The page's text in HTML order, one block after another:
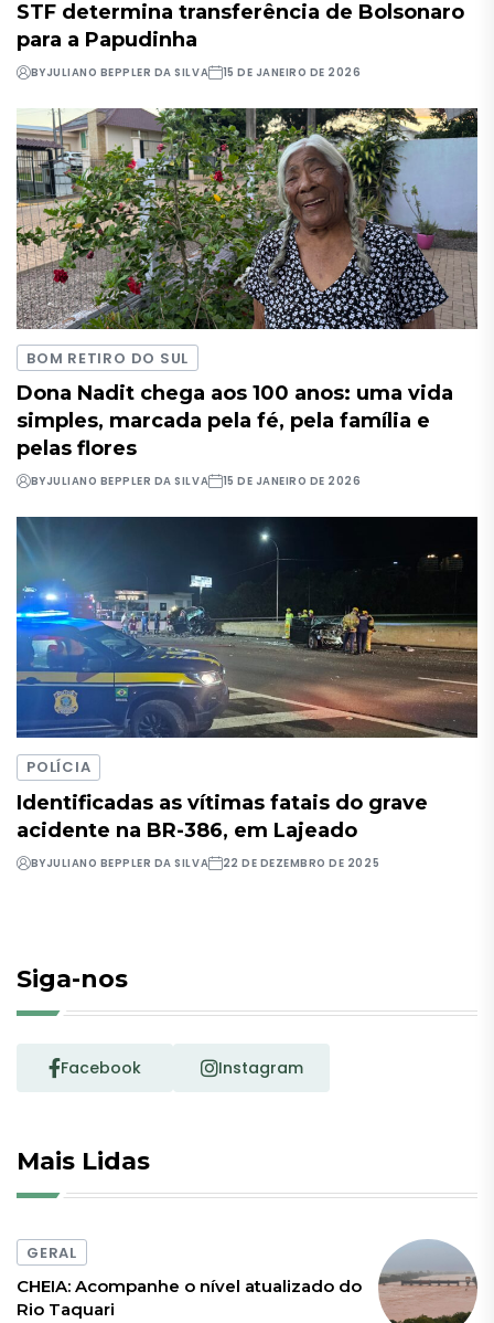
STF determina transferência de Bolsonaro
para a Papudinha
BYJULIANO BEPPLER DA SILVA 15 DE JANEIRO DE 2026
BOM RETIRO DO SUL
Dona Nadit chega aos 100 anos: uma vida
simples, marcada pela fé, pela família e
pelas flores
BYJULIANO BEPPLER DA SILVA 15 DE JANEIRO DE 2026
POLÍCIA
Identificadas as vítimas fatais do grave
acidente na BR-386, em Lajeado
BYJULIANO BEPPLER DA SILVA 22 DE DEZEMBRO DE 2025
Siga-nos
Facebook Instagram
Mais Lidas
GERAL
CHEIA: Acompanhe o nível atualizado do
Rio Taquari